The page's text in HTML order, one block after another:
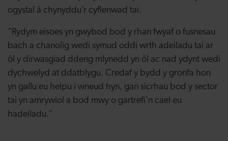
ogystal â chynyddu’r cyflenwad tai.
“Rydym eisoes yn gwybod bod y rhan fwyaf o fusnesau
bach a chanolig wedi symud oddi wrth adeiladu tai ar
ôl y dirwasgiad ddeng mlynedd yn ôl ac nad ydynt wedi
dychwelyd at ddatblygu. Credaf y bydd y gronfa hon
yn gallu eu helpu i wneud hyn, gan sicrhau bod y sector
tai yn amrywiol a bod mwy o gartrefi'n cael eu
hadeiladu.”